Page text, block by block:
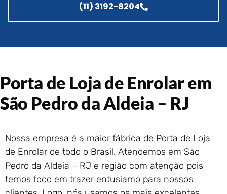
Portão de Garagem de
Enrolar em São João de
Enrolar em Rio das Ostras –
RJ
Portão de Garagem de
Enrolar em Petrópolis – RJ
Portão de Garagem de
Enrolar em Paraty – RJ
Portão de Garagem de
Enrolar em Nova Iguaçu – RJ
(11) 3192-8204
Porta de Loja de Enrolar em
São Pedro da Aldeia – RJ
Nossa empresa é a maior fábrica de Porta de Loja
de Enrolar de todo o Brasil. Atendemos em São
Pedro da Aldeia – RJ e região com atenção pois
temos foco em trazer entusiamo para nossos